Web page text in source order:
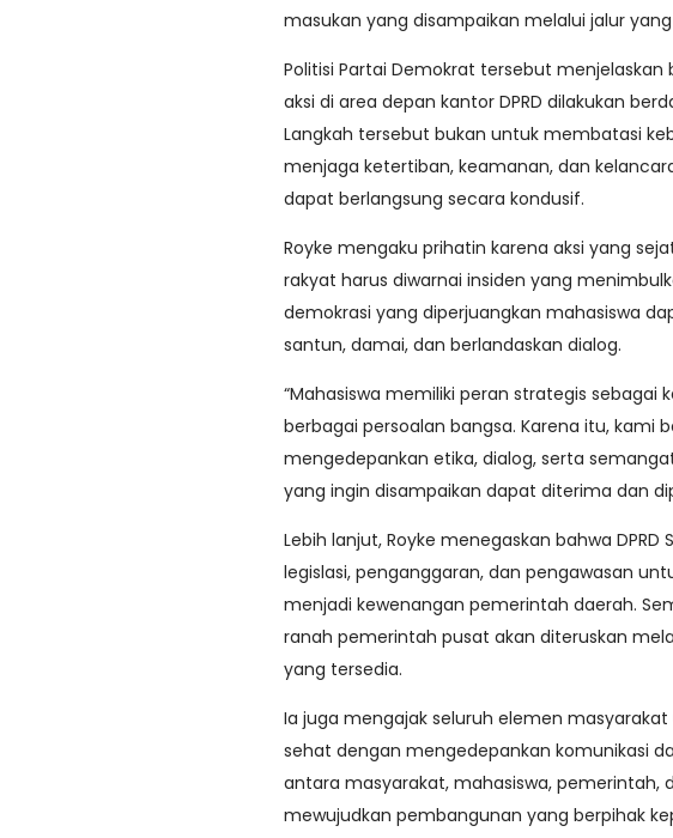
masukan yang disampaikan melalui jalur
Politisi Partai Demokrat tersebut
aksi di area depan kantor DPRD dilakukan
Langkah tersebut bukan untuk membatasi
menjaga ketertiban, keamanan, dan
dapat berlangsung secara kondusif.
Royke mengaku prihatin karena aksi yang
rakyat harus diwarnai insiden yang
demokrasi yang diperjuangkan mahasiswa
santun, damai, dan berlandaskan dialog.
“Mahasiswa memiliki peran strategis
berbagai persoalan bangsa. Karena itu, kami
mengedepankan etika, dialog, serta
yang ingin disampaikan dapat diterima dan
Lebih lanjut, Royke menegaskan bahwa
legislasi, penganggaran, dan pengawasan
menjadi kewenangan pemerintah daerah.
ranah pemerintah pusat akan diteruskan
yang tersedia.
Ia juga mengajak seluruh elemen
sehat dengan mengedepankan komunikasi
antara masyarakat, mahasiswa, pemerintah,
mewujudkan pembangunan yang berpihak